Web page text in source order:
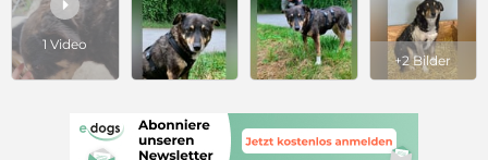

1 Video
+2 Bilder